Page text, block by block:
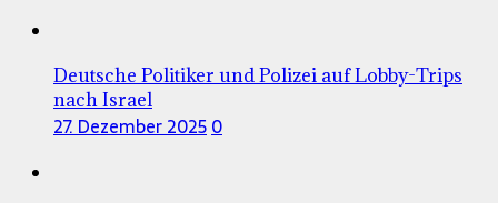
Deutsche Politiker und Polizei auf Lobby-Trips
nach Israel
27. Dezember 20250